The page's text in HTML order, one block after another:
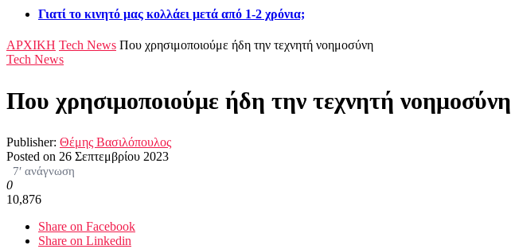
Γιατί το κινητό μας κολλάει μετά από 1-2 χρόνια;
ΑΡΧΙΚΗ Tech News Που χρησιμοποιούμε ήδη την τεχνητή νοημοσύνη
Tech News
Που χρησιμοποιούμε ήδη την τεχνητή νοημοσύνη
Publisher: Θέμης Βασιλόπουλος
Posted on 26 Σεπτεμβρίου 2023
7′ ανάγνωση
0
10,876
Share on Facebook
Share on Linkedin